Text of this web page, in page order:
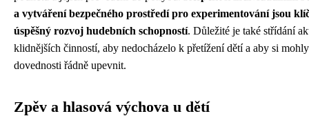
a vytváření bezpečného prostředí pro experimentování jsou
úspěšný rozvoj hudebních schopností. Důležité je také střídání
klidnějších činností, aby nedocházelo k přetížení dětí a aby si
dovednosti řádně upevnit.
Zpěv a hlasová výchova u dětí